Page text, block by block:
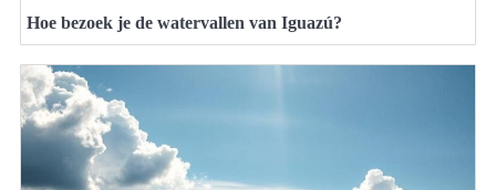
Hoe bezoek je de watervallen van Iguazú?